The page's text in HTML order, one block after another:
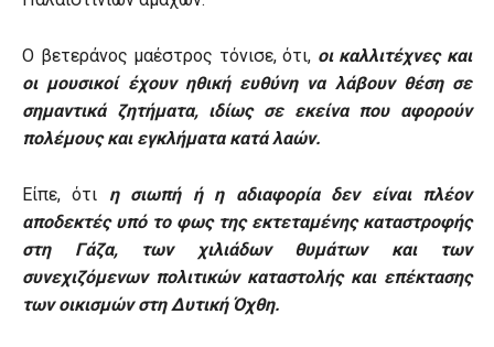
Ο βετεράνος μαέστρος τόνισε, ότι, οι καλλιτέχνες και
οι μουσικοί έχουν ηθική ευθύνη να λάβουν θέση σε
σημαντικά ζητήματα, ιδίως σε εκείνα που αφορούν
πολέμους και εγκλήματα κατά λαών.
Είπε, ότι η σιωπή ή η αδιαφορία δεν είναι πλέον
αποδεκτές υπό το φως της εκτεταμένης καταστροφής
στη Γάζα, των χιλιάδων θυμάτων και των
συνεχιζόμενων πολιτικών καταστολής και επέκτασης
των οικισμών στη Δυτική Όχθη.